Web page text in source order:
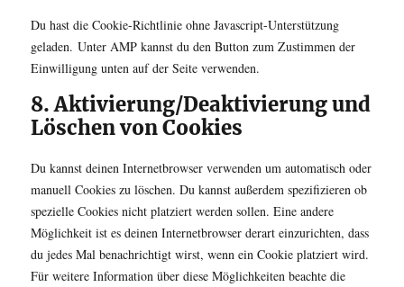
Du hast die Cookie-Richtlinie ohne Javascript-Unterstützung
geladen. Unter AMP kannst du den Button zum Zustimmen der
Einwilligung unten auf der Seite verwenden.
8. Aktivierung/Deaktivierung und
Löschen von Cookies
Du kannst deinen Internetbrowser verwenden um automatisch oder
manuell Cookies zu löschen. Du kannst außerdem spezifizieren ob
spezielle Cookies nicht platziert werden sollen. Eine andere
Möglichkeit ist es deinen Internetbrowser derart einzurichten, dass
du jedes Mal benachrichtigt wirst, wenn ein Cookie platziert wird.
Für weitere Information über diese Möglichkeiten beachte die